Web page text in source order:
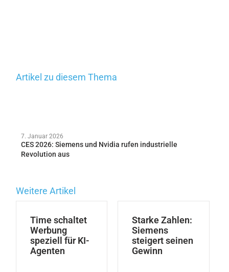
Artikel zu diesem Thema
7. Januar 2026
CES 2026: Siemens und Nvidia rufen industrielle
Revolution aus
Weitere Artikel
Time schaltet
Werbung
speziell für KI-
Agenten
Starke Zahlen:
Siemens
steigert seinen
Gewinn